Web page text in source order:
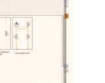
Home 15